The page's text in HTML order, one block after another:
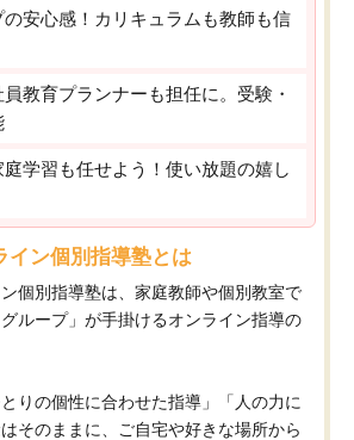
の安心感！カリキュラムも教師も信
教育プランナーも担任に。受験・
学習も任せよう！使い放題の嬉し
イン個別指導塾とは
個別指導塾は、家庭教師や個別教室で
ループ」が手掛けるオンライン指導の
りの個性に合わせた指導」「人の力に
そのままに、ご自宅や好きな場所から